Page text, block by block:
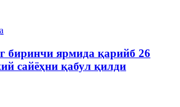
биринчи ярмида қарийб 26
сайёҳни қабул қилди